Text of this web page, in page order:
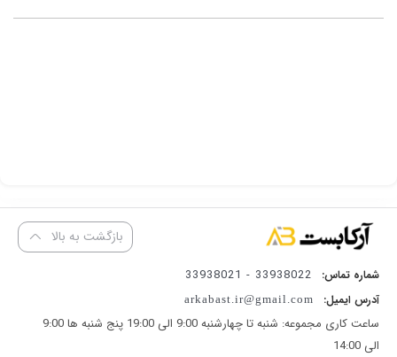
بازگشت به بالا
شماره تماس: 33938022 - 33938021
آدرس ایمیل: arkabast.ir@gmail.com
ساعت کاری مجموعه: شنبه تا چهارشنبه 9:00 الی 19:00 پنج شنبه ها 9:00
الی 14:00